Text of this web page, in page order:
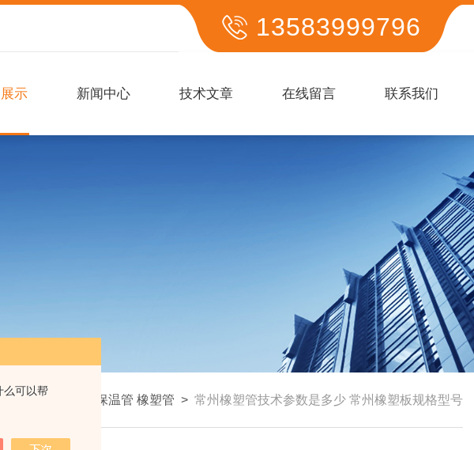
么可以帮
13583999796
示 新闻中心 技术文章 在线留言 联系我们
聚氨酯保温管 保温管 橡塑管 > 常州橡塑管技术参数是多少 常州橡塑板规格型号